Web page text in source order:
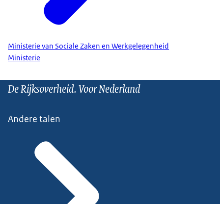
Ministerie van Sociale Zaken en Werkgelegenheid
Ministerie
De Rijksoverheid. Voor Nederland
Andere talen